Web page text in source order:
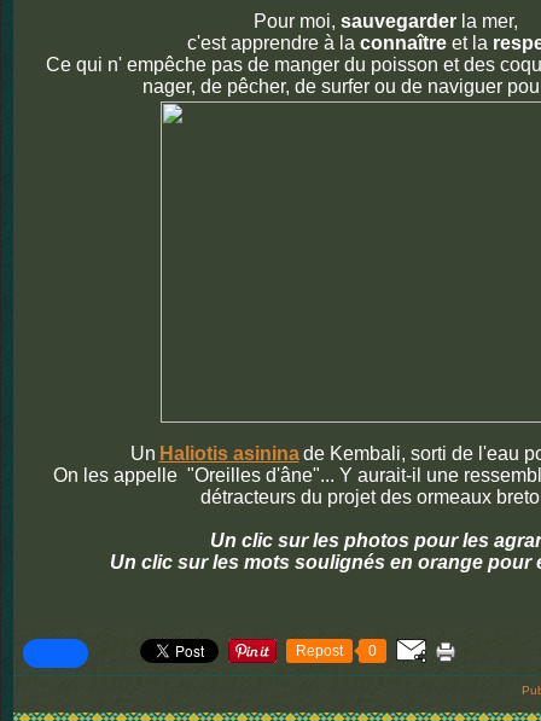
Pour moi, sauvegarderla mer,
c'est apprendre à la connaîtreet la
Ce qui n' empêche pas de manger du poisson et des
nager, de pêcher, de surfer ou de naviguer
Un Haliotis asinina de Kembali, sorti de l'eau
On les appelle "Oreilles d'âne"... Y aurait-il une
détracteurs du projet des ormeaux
Un clic sur les photos pour les
Un clic sur les mots soulignés en orange pour
Repost 0